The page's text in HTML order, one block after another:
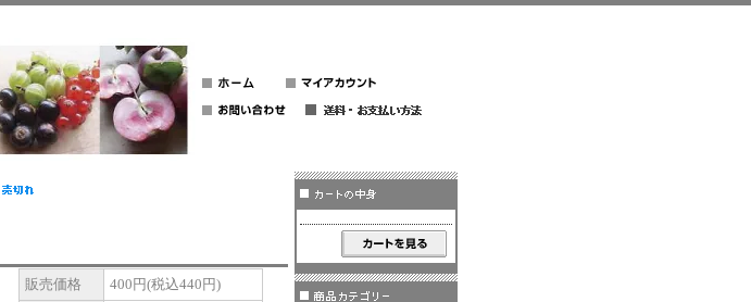
販売価格
400円(税込440円)